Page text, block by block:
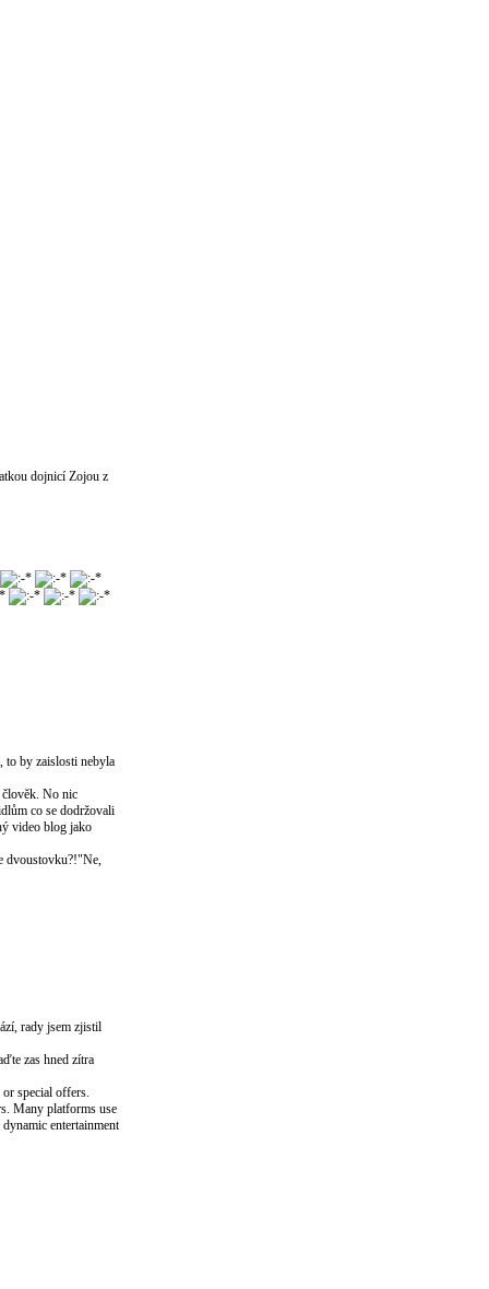
dojnicí Zojou z
to by zaislosti nebyla
člověk. No nic
co se dodržovali
video blog jako
dvoustovku?!"Ne,
rady jsem zjistil
zas hned zítra
special offers.
Many platforms use
entertainment